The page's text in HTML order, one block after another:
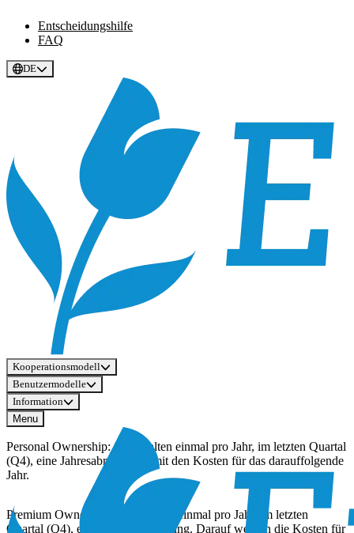
Entscheidungshilfe
FAQ
DE
Kooperationsmodell
Benutzermodelle
Information
Menu
Personal Ownership: Sie erhalten einmal pro Jahr, im letzten Quartal
(Q4), eine Jahresabrechnung mit den Kosten für das darauffolgende
Jahr.
Premium Ownership: Sie erhalten einmal pro Jahr, im letzten
Quartal (Q4), eine Jahresabrechnung. Darauf werden die Kosten für